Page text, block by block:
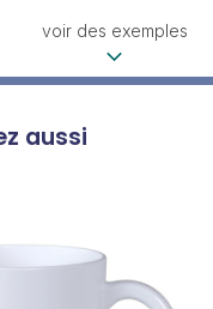
voir des exemples
aussi